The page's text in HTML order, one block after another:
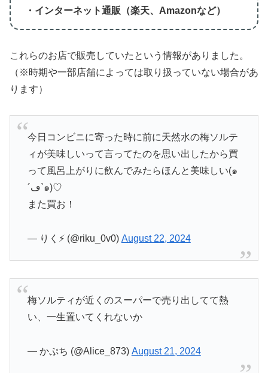
・インターネット通販（楽天、Amazonなど）
これらのお店で販売していたという情報がありました。
（※時期や一部店舗によっては取り扱っていない場合があ
ります）
今日コンビニに寄った時に前に天然水の梅ソルテ
ィが美味しいって言ってたのを思い出したから買
って風呂上がりに飲んでみたらほんと美味しい(๑
´ڡ`๑)♡
また買お！
— りく⚡️ (@riku_0v0) August 22, 2024
梅ソルティが近くのスーパーで売り出してて熱
い、一生置いてくれないか
— かぷち (@Alice_873) August 21, 2024